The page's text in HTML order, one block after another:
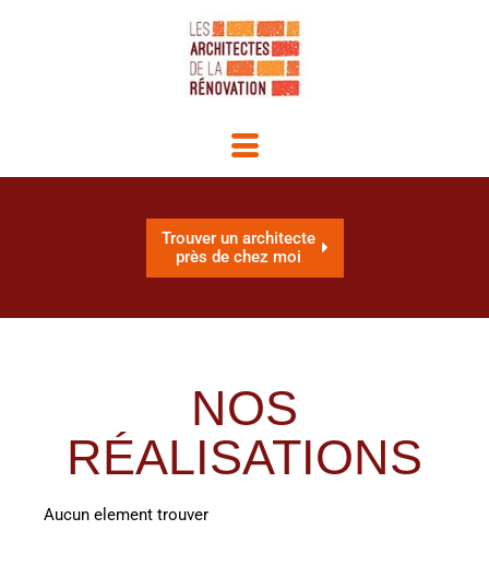
Trouver un architecte
près de chez moi
NOS
RÉALISATIONS
Aucun element trouver